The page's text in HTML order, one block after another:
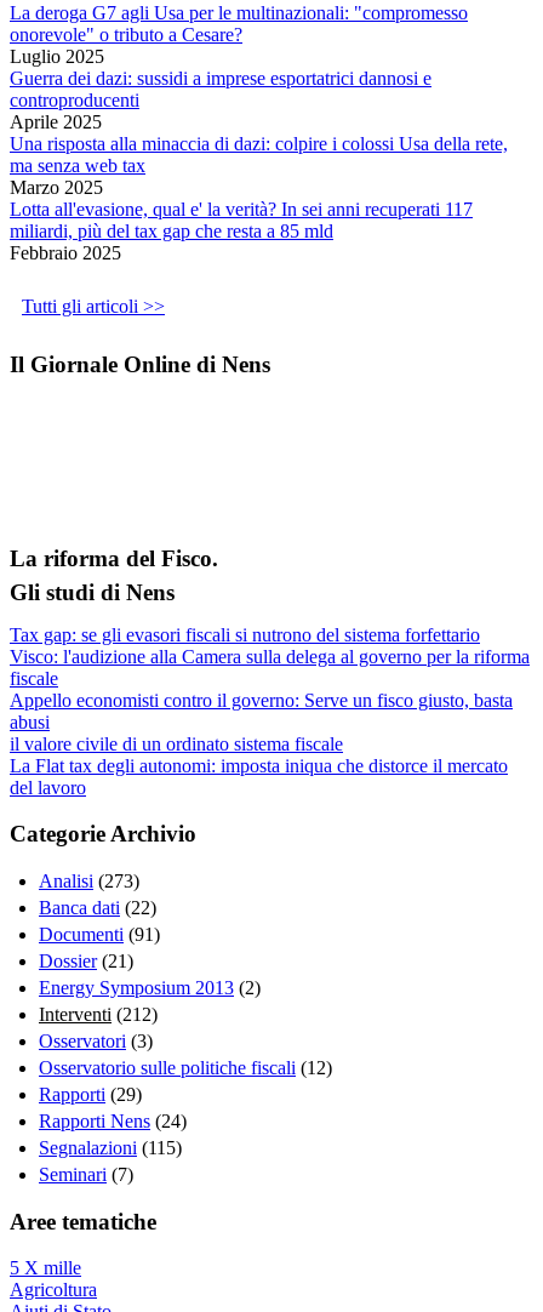
La deroga G7 agli Usa per le multinazionali: "compromesso
onorevole" o tributo a Cesare?
Luglio 2025
Guerra dei dazi: sussidi a imprese esportatrici dannosi e
controproducenti
Aprile 2025
Una risposta alla minaccia di dazi: colpire i colossi Usa della rete,
ma senza web tax
Marzo 2025
Lotta all'evasione, qual e' la verità? In sei anni recuperati 117
miliardi, più del tax gap che resta a 85 mld
Febbraio 2025
Tutti gli articoli >>
Il Giornale Online di Nens
La riforma del Fisco.
Gli studi di Nens
Tax gap: se gli evasori fiscali si nutrono del sistema forfettario
Visco: l'audizione alla Camera sulla delega al governo per la riforma
fiscale
Appello economisti contro il governo: Serve un fisco giusto, basta
abusi
il valore civile di un ordinato sistema fiscale
La Flat tax degli autonomi: imposta iniqua che distorce il mercato
del lavoro
Categorie Archivio
Analisi (273)
Banca dati (22)
Documenti (91)
Dossier (21)
Energy Symposium 2013 (2)
Interventi (212)
Osservatori (3)
Osservatorio sulle politiche fiscali (12)
Rapporti (29)
Rapporti Nens (24)
Segnalazioni (115)
Seminari (7)
Aree tematiche
5 X mille
Agricoltura